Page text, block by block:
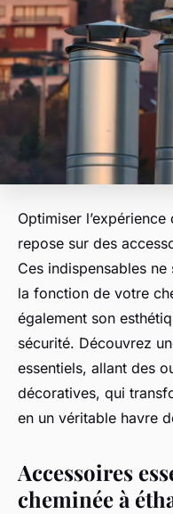
Optimiser
repose sur des
Ces indispensables
la fonction de votre
également son
sécurité. Découvrez
essentiels, allant des
décoratives, qui
en un véritable havre
Accessoires
cheminée à